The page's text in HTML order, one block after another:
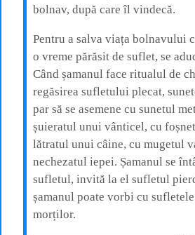
bolnav, după care îl vindecă.
Pentru a salva viața bolnavului
o vreme părăsit de suflet, se
Când șamanul face ritualul de
regăsirea sufletului plecat,
par să se asemene cu sunetul
șuieratul unui vânticel, cu
lătratul unui câine, cu mugetul
nechezatul iepei. Șamanul se
sufletul, invită la el sufletul
șamanul poate vorbi cu
morților.